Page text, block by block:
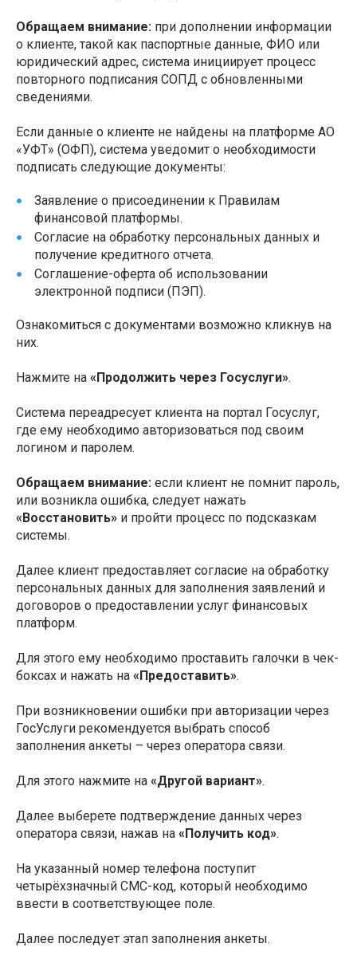
Обращаем внимание: при дополнении информации
о клиенте, такой как паспортные данные, ФИО или
юридический адрес, система инициирует процесс
повторного подписания СОПД с обновленными
сведениями.
Если данные о клиенте не найдены на платформе АО
«УФТ» (ОФП), система уведомит о необходимости
подписать следующие документы:
Заявление о присоединении к Правилам
финансовой платформы.
Согласие на обработку персональных данных и
получение кредитного отчета.
Соглашение-оферта об использовании
электронной подписи (ПЭП).
Ознакомиться с документами возможно кликнув на
них.
Нажмите на «Продолжить через Госуслуги».
Система переадресует клиента на портал Госуслуг,
где ему необходимо авторизоваться под своим
логином и паролем.
Обращаем внимание: если клиент не помнит пароль,
или возникла ошибка, следует нажать
«Восстановить» и пройти процесс по подсказкам
системы.
Далее клиент предоставляет согласие на обработку
персональных данных для заполнения заявлений и
договоров о предоставлении услуг финансовых
платформ.
Для этого ему необходимо проставить галочки в чек-
боксах и нажать на «Предоставить».
При возникновении ошибки при авторизации через
ГосУслуги рекомендуется выбрать способ
заполнения анкеты – через оператора связи.
Для этого нажмите на «Другой вариант».
Далее выберете подтверждение данных через
оператора связи, нажав на «Получить код».
На указанный номер телефона поступит
четырёхзначный СМС-код, который необходимо
ввести в соответствующее поле.
Далее последует этап заполнения анкеты.